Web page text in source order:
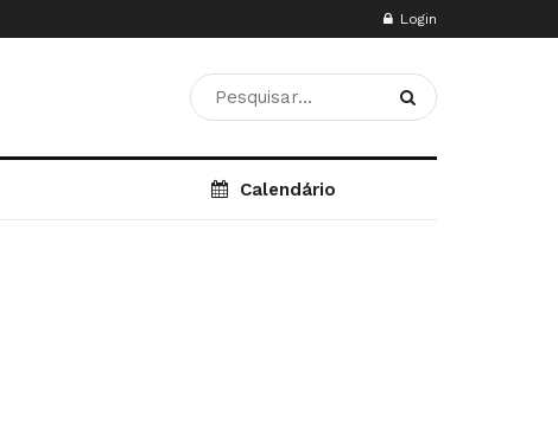
Login
Calendário